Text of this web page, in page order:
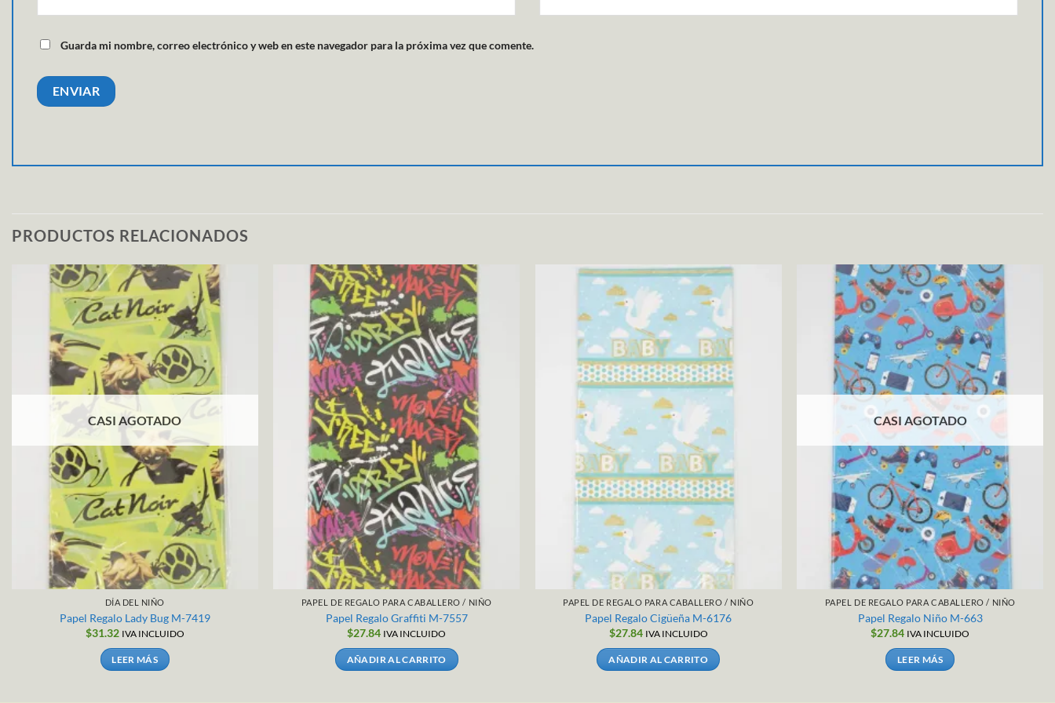
Guarda mi nombre, correo electrónico y web en este navegador para la próxima vez que comente.
PRODUCTOS RELACIONADOS
CASI AGOTADO
DÍA DEL NIÑO
Papel Regalo Lady Bug M-7419
$31.32 IVA INCLUIDO
LEER MÁS
PAPEL DE REGALO PARA CABALLERO / NIÑO
Papel Regalo Graffiti M-7557
$27.84 IVA INCLUIDO
AÑADIR AL CARRITO
PAPEL DE REGALO PARA CABALLERO / NIÑO
Papel Regalo Cigüeña M-6176
$27.84 IVA INCLUIDO
AÑADIR AL CARRITO
CASI AGOTADO
PAPEL DE REGALO PARA CABALLERO / NIÑO
Papel Regalo Niño M-663
$27.84 IVA INCLUIDO
LEER MÁS